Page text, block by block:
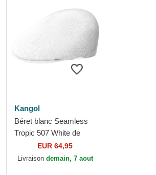
Kangol
Béret blanc Seamless
Tropic 507 White de
EUR 64,95
Livraison demain, 7 aout